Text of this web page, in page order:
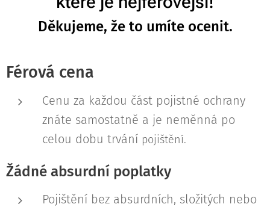
Děkujeme, že to umíte ocenit.
Férová cena
Cenu za každou část pojistné ochrany
znáte samostatně a je neměnná po
celou dobu trvání pojištění.
Žádné absurdní poplatky
Pojištění bez absurdních, složitých nebo